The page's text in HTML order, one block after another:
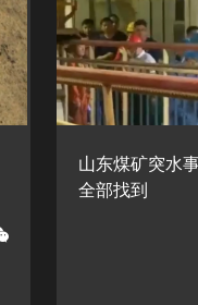
山东煤矿突水
全部找到